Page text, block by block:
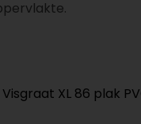
XL 86 plak